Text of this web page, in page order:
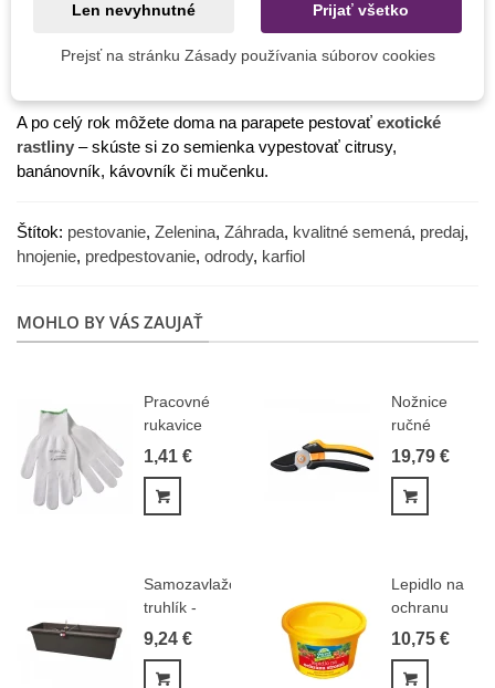
Kapusta
Reďkovka
A po celý rok môžete doma na parapete pestovať exotické
rastliny – skúste si zo semienka vypestovať citrusy,
banánovník, kávovník či mučenku.
Štítok: pestovanie, Zelenina, Záhrada, kvalitné semená, predaj,
hnojenie, predpestovanie, odrody, karfiol
MOHLO BY VÁS ZAUJAŤ
Pracovné
rukavice
Buddy -
terčíky...
1,41 €
Nožnice
ručné
jednosečné
19,79 €
Samozavlažovací
truhlík -
Extra Lina...
9,24 €
Lepidlo na
ochranu
stromov -
10,75 €
Len nevyhnutné Prijať všetko
Prejsť na stránku Zásady používania súborov cookies